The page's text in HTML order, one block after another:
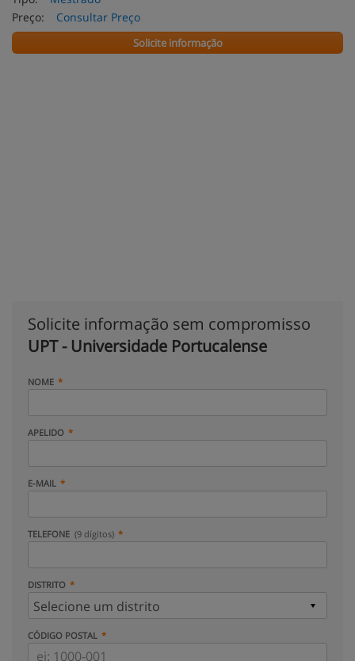
Preço:
Consultar Preço
Solicite informação
Solicite informação sem compromisso
UPT - Universidade Portucalense
NOME
APELIDO
E-MAIL
TELEFONE (9 dígitos)
DISTRITO
CÓDIGO POSTAL